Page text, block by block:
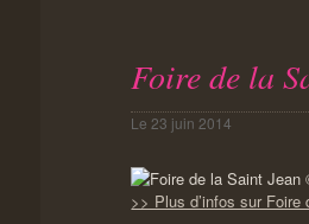
Foire de la
Le 23 juin 2014
>> Plus d’infos sur Foire